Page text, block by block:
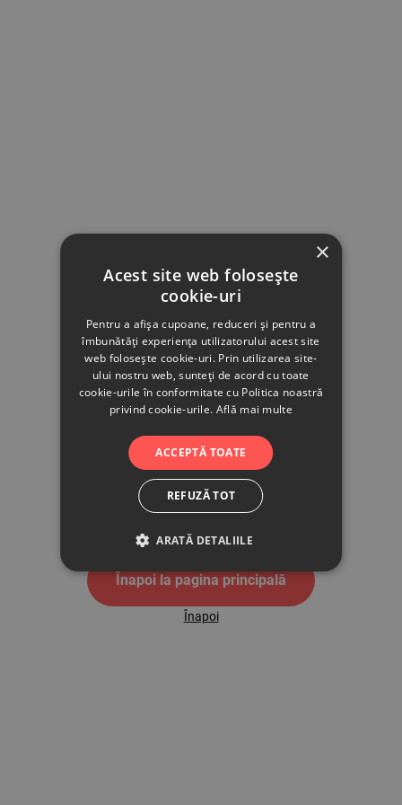
500
Înapoi la pagina principală
Înapoi
×
Acest site web folosește
cookie-uri
Pentru a afișa cupoane, reduceri și pentru a
îmbunătăți experiența utilizatorului acest site
web folosește cookie-uri. Prin utilizarea site-
ului nostru web, sunteți de acord cu toate
cookie-urile în conformitate cu Politica noastră
privind cookie-urile. Află mai multe
ACCEPTĂ TOATE
REFUZĂ TOT
ARATĂ DETALIILE